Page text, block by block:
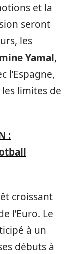
et la
seront
les
Yamal,
l’Espagne,
limites de
:
croissant
l’Euro. Le
à un
débuts à